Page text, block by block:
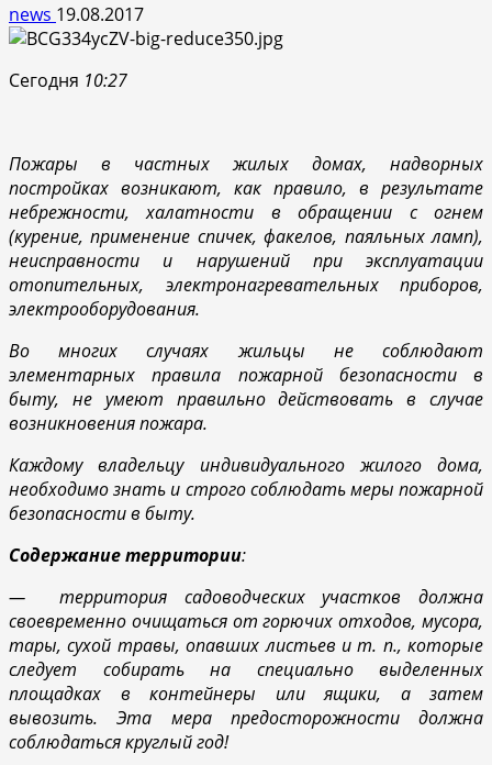
news 19.08.2017
Сегодня 10:27
Пожары в частных жилых домах, надворных
постройках возникают, как правило, в результате
небрежности, халатности в обращении с огнем
(курение, применение спичек, факелов, паяльных ламп),
неисправности и нарушений при эксплуатации
отопительных, электронагревательных приборов,
электрооборудования.
Во многих случаях жильцы не соблюдают
элементарных правила пожарной безопасности в
быту, не умеют правильно действовать в случае
возникновения пожара.
Каждому владельцу индивидуального жилого дома,
необходимо знать и строго соблюдать меры пожарной
безопасности в быту.
Содержание территории:
— территория садоводческих участков должна
своевременно очищаться от горючих отходов, мусора,
тары, сухой травы, опавших листьев и т. п., которые
следует собирать на специально выделенных
площадках в контейнеры или ящики, а затем
вывозить. Эта мера предосторожности должна
соблюдаться круглый год!